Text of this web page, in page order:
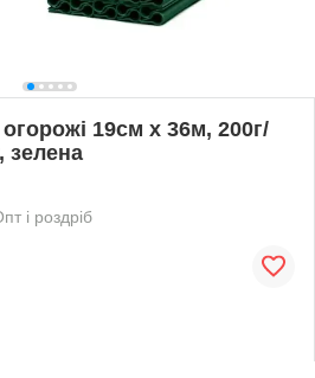
огорожі 19см х 36м, 200г/
зелена
і роздріб